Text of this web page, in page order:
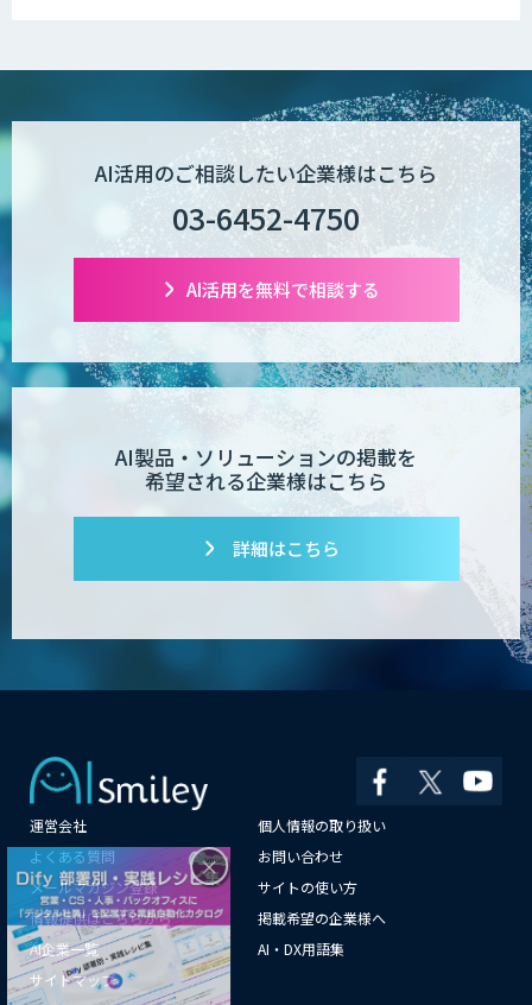
Explaza 生成AI Partner | AX
Wanderlust RAG コンシェルジュ
POPstation
「業務AIプロ」
Dify導入支援
PATPOST
貴社専用ナレッジAI構築
展示会の名刺を商談に変える
AI活用のご相談したい企業様はこちら
03-6452-4750
AI活用を無料で相談する
AI製品・ソリューションの掲載を
希望される企業様はこちら
詳細はこちら
運営会社
個人情報の取り扱い
よくある質問
お問い合わせ
メールマガジン登録
サイトの使い方
情報提供はこちらから
掲載希望の企業様へ
AI企業一覧
AI・DX用語集
サイトマップ
×